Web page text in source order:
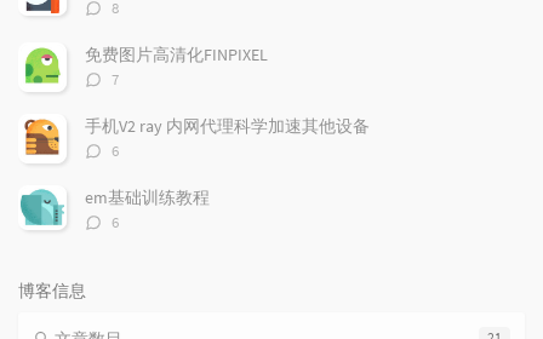
评
数：
8
免费图片高清化FINPIXEL
评
数：
7
手机V2 ray 内网代理科学加速其他设备
评
数：
6
em基础训练教程
评
6
博客信息